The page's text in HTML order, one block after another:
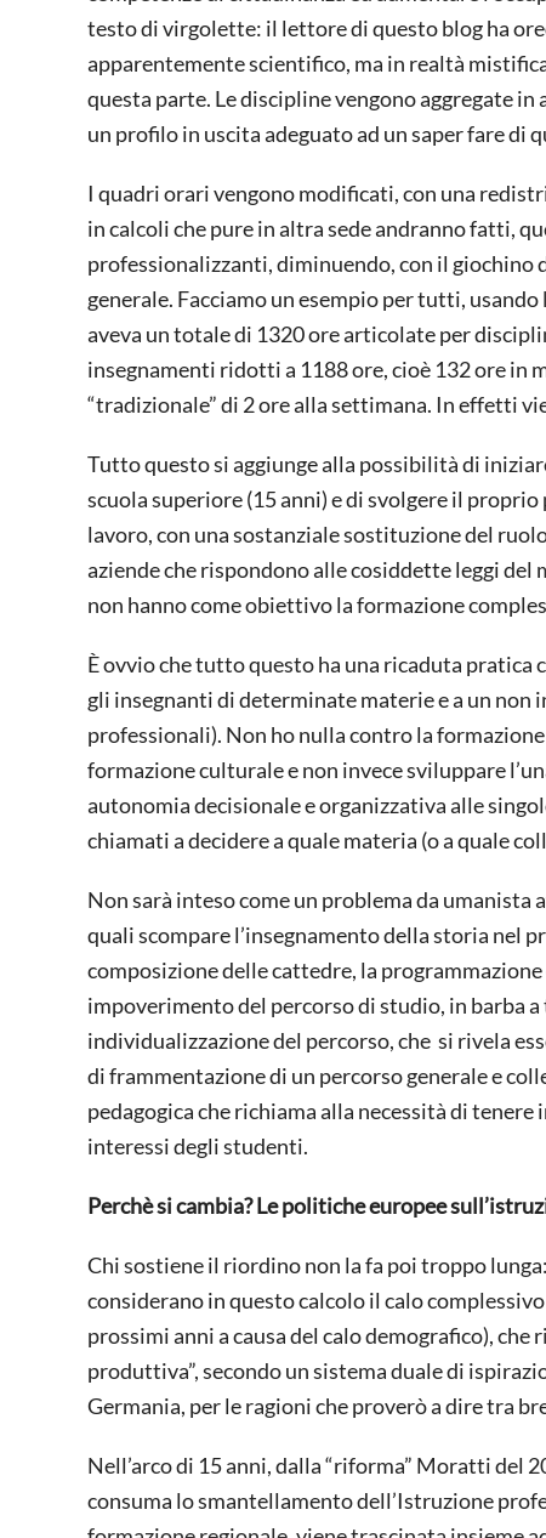
testo di virgolette: il lettore di questo blog ha
apparentemente scientifico, ma in realtà
questa parte. Le discipline vengono aggregate
un profilo in uscita adeguato ad un saper fare di
I quadri orari vengono modificati, con una
in calcoli che pure in altra sede andranno fatti,
professionalizzanti, diminuendo, con il
generale. Facciamo un esempio per tutti,
aveva un totale di 1320 ore articolate per
insegnamenti ridotti a 1188 ore, cioè 132 ore in
“tradizionale” di 2 ore alla settimana. In effetti
Tutto questo si aggiunge alla possibilità di
scuola superiore (15 anni) e di svolgere il
lavoro, con una sostanziale sostituzione del
aziende che rispondono alle cosiddette leggi del
non hanno come obiettivo la formazione
È ovvio che tutto questo ha una ricaduta pratica
gli insegnanti di determinate materie e a un
professionali). Non ho nulla contro la formazione
formazione culturale e non invece sviluppare
autonomia decisionale e organizzativa alle
chiamati a decidere a quale materia (o a quale
Non sarà inteso come un problema da umanista
quali scompare l’insegnamento della storia nel
composizione delle cattedre, la
impoverimento del percorso di studio, in barba
individualizzazione del percorso, che si rivela
di frammentazione di un percorso generale e
pedagogica che richiama alla necessità di
interessi degli studenti.
Perchè si cambia? Le politiche europee
Chi sostiene il riordino non la fa poi troppo
considerano in questo calcolo il calo
prossimi anni a causa del calo demografico),
produttiva”, secondo un sistema duale di
Germania, per le ragioni che proverò a dire tra
Nell’arco di 15 anni, dalla “riforma” Moratti del
consuma lo smantellamento dell’Istruzione